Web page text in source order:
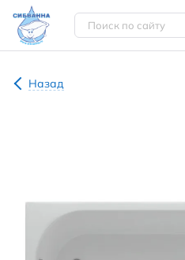
Назад